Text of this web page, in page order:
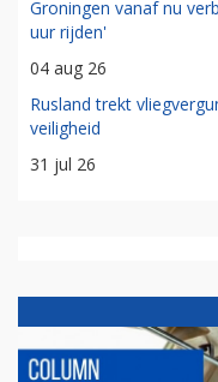
Groningen vanaf nu
uur rijden'
04 aug 26
Rusland trekt
veiligheid
31 jul 26